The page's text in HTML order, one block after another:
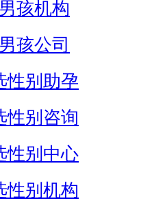
孩机构
孩公司
性别助孕
性别咨询
性别中心
性别机构